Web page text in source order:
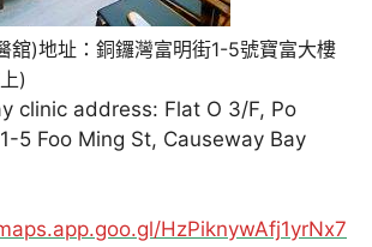
舘)地址：銅鑼灣富明街1-5號寶富大樓
)
clinic address: Flat O 3/F, Po
5 Foo Ming St, Causeway Bay
HzPiknywAfj1yrNx7